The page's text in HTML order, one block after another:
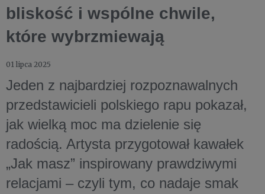
bliskość i wspólne chwile,
które wybrzmiewają
01 lipca 2025
Jeden z najbardziej rozpoznawalnych
przedstawicieli polskiego rapu pokazał,
jak wielką moc ma dzielenie się
radością. Artysta przygotował kawałek
„Jak masz” inspirowany prawdziwymi
relacjami – czyli tym, co nadaje smak